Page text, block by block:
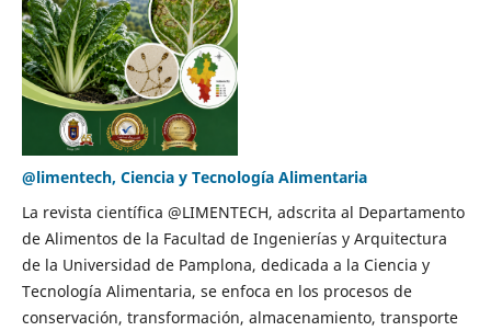
@limentech, Ciencia y Tecnología Alimentaria
La revista científica @LIMENTECH, adscrita al Departamento
de Alimentos de la Facultad de Ingenierías y Arquitectura
de la Universidad de Pamplona, dedicada a la Ciencia y
Tecnología Alimentaria, se enfoca en los procesos de
conservación, transformación, almacenamiento, transporte